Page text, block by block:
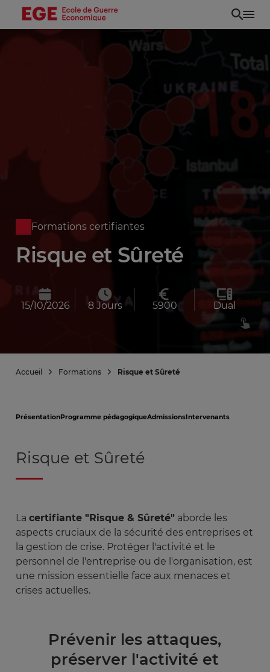
Aller
Formations certifiantes
Risque et Sûreté
15/10/2026 8 Jours 5900 Dual
Accueil Formations Risque et Sûreté
PrésentationProgramme pédagogiqueAdmissions Intervenants
Risque et Sûreté
La certifiante "Risque & Sûreté" aborde les
aspects cruciaux de la sécurité des entreprises et
la gestion de crise. Protéger l'activité et le
personnel de l'entreprise ou de l'organisation, est
une mission essentielle face aux menaces et
crises actuelles.
Prévenir les attaques,
préserver l'activité et